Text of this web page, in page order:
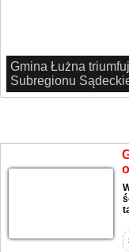
GOKujemy